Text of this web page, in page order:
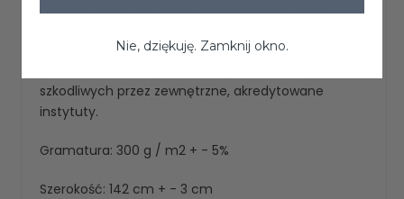
posiada atesty do użytku komercyjnego oraz
szkodliwych przez zewnętrzne, akredytowane
instytuty.
Gramatura: 300 g / m2 + - 5%
Szerokość: 142 cm + - 3 cm
Nie, dziękuję. Zamknij okno.